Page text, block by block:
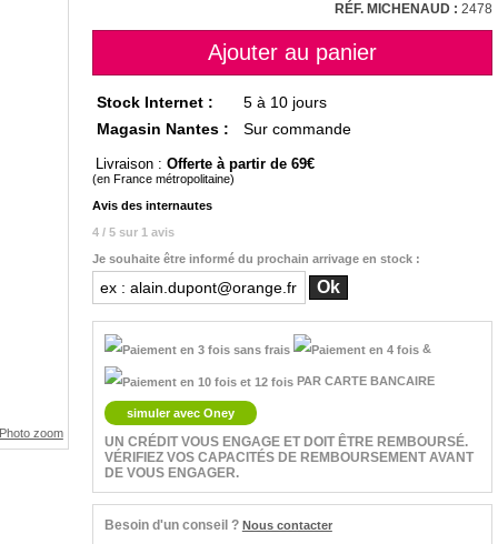
RÉF. MICHENAUD : 2478
Stock Internet :
5 à 10 jours
Magasin Nantes :
Sur commande
Livraison : Offerte à partir de 69
(en France métropolitaine)
Avis des internautes
4 / 5 sur 1 avis
Je souhaite être informé du prochain arrivage en stock :
&
PAR CARTE BANCAIRE
simuler avec Oney
UN CRÉDIT VOUS ENGAGE ET DOIT ÊTRE REMBOURSÉ.
VÉRIFIEZ VOS CAPACITÉS DE REMBOURSEMENT AVANT
DE VOUS ENGAGER.
Besoin d'un conseil ? Nous contacter